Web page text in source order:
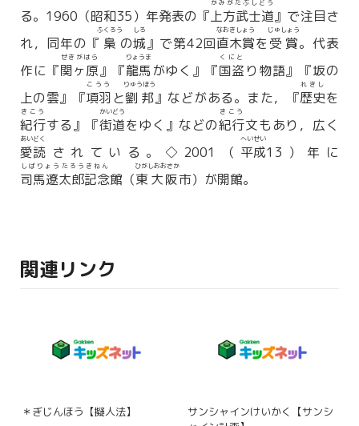
る。1960（昭和35）年発表の『上方武士道
かみがたぶしどう
』で注目さ
れ，同年の『 梟
ふくろう
の城
しろ
』で第42回直木賞
なおきしょう
を 受賞
じゅしょう
。代表
作に『関ヶ原
せきがはら
』『龍馬
りょうま
がゆく』『国盗
くにと
り物語』『坂の
上の雲』『項羽
こうう
と劉邦
りゅうほう
』などがある。また，『歴史
れきし
を
紀行
きこう
する』『街道
かいどう
をゆく』などの紀行
きこう
文もあり，広く
愛読
あいどく
されている。◇2001（ 平成
へいせい
13）年に
司馬遼太郎記念
しばりょうたろうきねん
館（東大阪
ひがしおおさか
市）が開館。
関連リンク
＊ぎじんほう【擬人法】
サンシャインけいかく【サンシ